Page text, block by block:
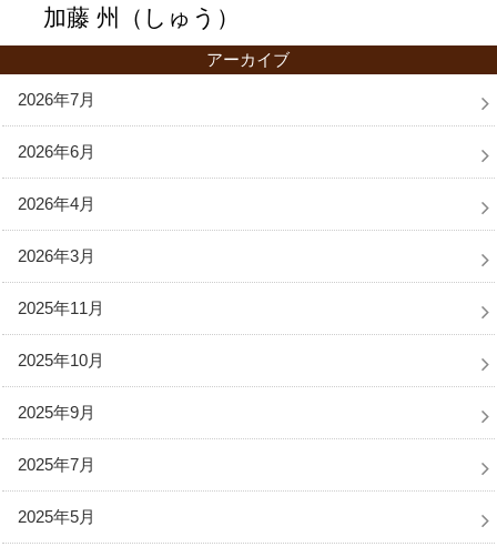
加藤 州（しゅう）
アーカイブ
2026年7月
2026年6月
2026年4月
2026年3月
2025年11月
2025年10月
2025年9月
2025年7月
2025年5月